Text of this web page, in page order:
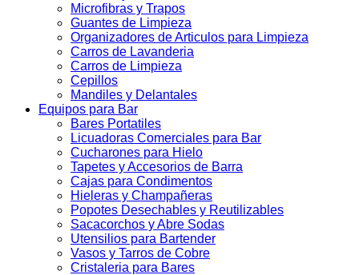
Microfibras y Trapos
Guantes de Limpieza
Organizadores de Articulos para Limpieza
Carros de Lavanderia
Carros de Limpieza
Cepillos
Mandiles y Delantales
Equipos para Bar
Bares Portatiles
Licuadoras Comerciales para Bar
Cucharones para Hielo
Tapetes y Accesorios de Barra
Cajas para Condimentos
Hieleras y Champañeras
Popotes Desechables y Reutilizables
Sacacorchos y Abre Sodas
Utensilios para Bartender
Vasos y Tarros de Cobre
Cristaleria para Bares